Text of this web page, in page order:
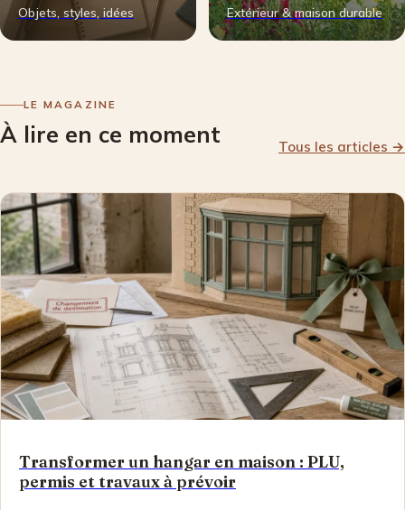
Objets, styles, idées Extérieur & maison durable
LE MAGAZINE
À lire en ce moment Tous les articles →
Transformer un hangar en maison : PLU,
permis et travaux à prévoir